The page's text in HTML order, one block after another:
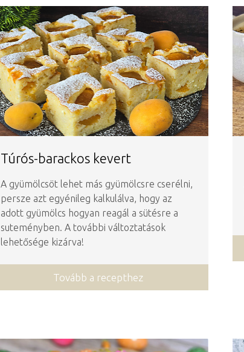
Túrós-barackos kevert
A gyümölcsöt lehet más gyümölcsre cserélni,
persze azt egyénileg kalkulálva, hogy az
adott gyümölcs hogyan reagál a sütésre a
suteményben. A további változtatások
lehetősége kizárva!
Tovább a recepthez